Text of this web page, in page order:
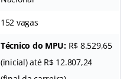
152 vagas
Técnico do MPU: R$ 8.529,65
(inicial) até R$ 12.807,24